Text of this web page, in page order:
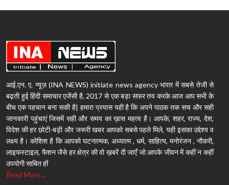
आई.एन. ए. न्यूज़ (INA NEWS) initiate news agency भारत में सबसे तेजी से
बढ़ती हुई हिंदी समाचार एजेंसी है, 2017 से एक बड़ा सफर तय करके आज आप सभी के
बीच एक पहचान बना सकी है| हमारा प्रयास यही है कि अपने पाठक तक सच और सही
जानकारी पहुंचाएं जिसमें सही और समय का ख़ास महत्व है। आपके, शहर, राज्य, देश,
विदेश की हर छोटी-बड़ी और जरूरी खबर आपको सबसे पहले मिले, यही इसका उद्देश्य व
लक्ष्य है। कोशिश है कि आपको घटनात्मक, अध्यात्म , धर्म, साहित्य, मनोरंजन , नौकरी,
लाइफस्टाइल, फैशन जैसे हर क्षेत्र की वो ख़बरें दी जाएँ जो आपके जीवन में कहीं न कहीं
उपयोगी साबित हों
Read More...